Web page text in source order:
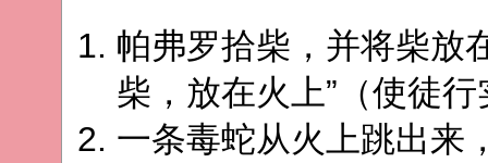
帕弗罗拾柴，并将柴放
柴，放在火上”（使徒
一条毒蛇从火上跳出来